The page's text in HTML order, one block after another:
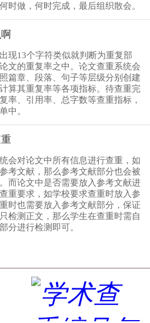
时做，何时完成，最后组织散会。
现13个字符类似就判断为重复部
文的重复率之中。论文查重系统会
篇章、段落、句子等层级分别创建
算其重复率等各项指标。待查重完
率、引用率、总字数等查重指标，
中。
会对论文中所有信息进行查重，如
考文献，那么参考文献部分也会被
而论文中是否需要放入参考文献进
重要求，如学校要求查重时放入参
时也需要放入参考文献部分，保证
检测正文，那么学生在查重时需自
分进行检测即可。